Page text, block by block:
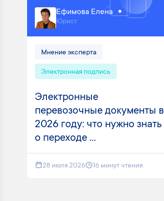
Ефимова Елена
Юрист
Мнение эксперта
Электронная подпись
Электронные
перевозочные документы в
2026 году: что нужно знать
о переходе ...
28 июля 2026 16 минут чтения